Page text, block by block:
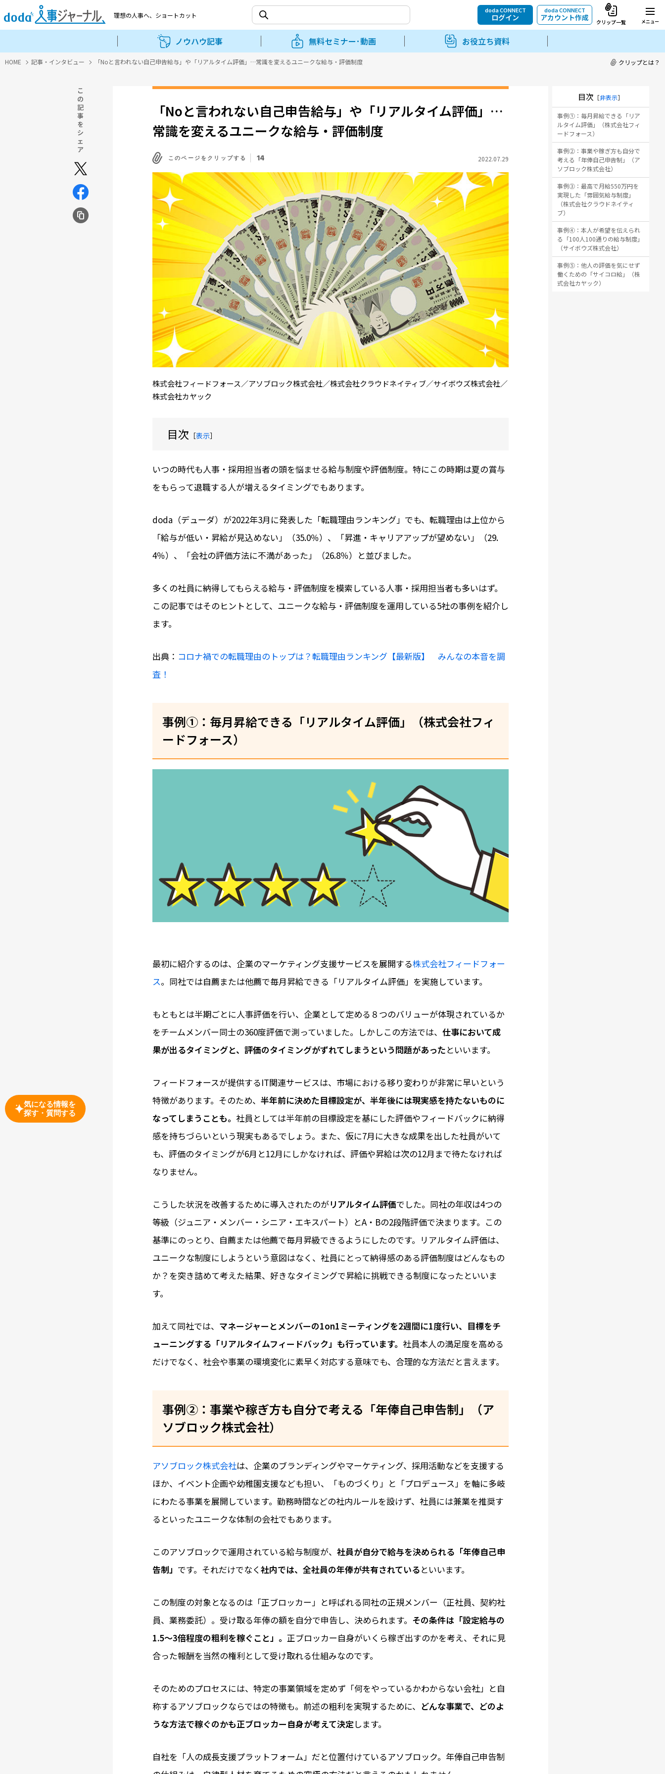
理想の人事へ、 ショートカット
doda CONNECT
ログイン
doda CONNECT
アカウント作成 クリップ一覧 メニュー
ノウハウ記事 無料セミナー･動画 お役立ち資料
クリップとは？
HOME 記事・インタビュー 「Noと言われない自己申告給与」や「リアルタイム評価」…常識を変えるユニークな給与・評価制度
こ
の
記
事
を
シ
ェ
ア
「Noと言われない自己申告給与」や「リアルタイム評価」…
常識を変えるユニークな給与・評価制度
このページをクリップする 14 2022.07.29
株式会社フィードフォース／アソブロック株式会社／株式会社クラウドネイティブ／サイボウズ株式会社／
株式会社カヤック
目次 ［表示］
いつの時代も人事・採用担当者の頭を悩ませる給与制度や評価制度。特にこの時期は夏の賞与
をもらって退職する人が増えるタイミングでもあります。
doda（デューダ）が2022年3月に発表した「転職理由ランキング」でも、転職理由は上位から
「給与が低い・昇給が見込めない」（35.0％）、「昇進・キャリアアップが望めない」（29.
4％）、「会社の評価方法に不満があった」（26.8％）と並びました。
多くの社員に納得してもらえる給与・評価制度を模索している人事・採用担当者も多いはず。
この記事ではそのヒントとして、ユニークな給与・評価制度を運用している5社の事例を紹介し
ます。
出典： コロナ禍での転職理由のトップは？転職理由ランキング【最新版】 みんなの本音を調
査！
事例①：毎月昇給できる「リアルタイム評価」（株式会社フィ
ードフォース）
最初に紹介するのは、企業のマーケティング支援サービスを展開する株式会社フィードフォー
ス。同社では自薦または他薦で毎月昇給できる「リアルタイム評価」を実施しています。
もともとは半期ごとに人事評価を行い、企業として定める８つのバリューが体現されているか
をチームメンバー同士の360度評価で測っていました。しかしこの方法では、 仕事において成
果が出るタイミングと、評価のタイミングがずれてしまうという問題があったといいます。
フィードフォースが提供するIT関連サービスは、市場における移り変わりが非常に早いという
特徴があります。そのため、 半年前に決めた目標設定が、半年後には現実感を持たないものに
なってしまうことも。 社員としては半年前の目標設定を基にした評価やフィードバックに納得
感を持ちづらいという現実もあるでしょう。また、仮に7月に大きな成果を出した社員がいて
も、評価のタイミングが6月と12月にしかなければ、評価や昇給は次の12月まで待たなければ
なりません。
こうした状況を改善するために導入されたのがリアルタイム評価でした。同社の年収は4つの
等級（ジュニア・メンバー・シニア・エキスパート）とA・Bの2段階評価で決まります。この
基準にのっとり、自薦または他薦で毎月昇級できるようにしたのです。リアルタイム評価は、
ユニークな制度にしようという意図はなく、社員にとって納得感のある評価制度はどんなもの
か？を突き詰めて考えた結果、好きなタイミングで昇給に挑戦できる制度になったといいま
す。
加えて同社では、 マネージャーとメンバーの1on1ミーティングを2週間に1度行い、目標をチ
ューニングする「リアルタイムフィードバック」も行っています。 社員本人の満足度を高める
だけでなく、社会や事業の環境変化に素早く対応する意味でも、合理的な方法だと言えます。
事例②：事業や稼ぎ方も自分で考える「年俸自己申告制」（ア
ソブロック株式会社）
アソブロック株式会社は、企業のブランディングやマーケティング、採用活動などを支援する
ほか、イベント企画や幼稚園支援なども担い、「ものづくり」と「プロデュース」を軸に多岐
にわたる事業を展開しています。勤務時間などの社内ルールを設けず、社員には兼業を推奨す
るといったユニークな体制の会社でもあります。
このアソブロックで運用されている給与制度が、 社員が自分で給与を決められる「年俸自己申
告制」 です。それだけでなく 社内では、全社員の年俸が共有されているといいます。
この制度の対象となるのは「正ブロッカー」と呼ばれる同社の正規メンバー（正社員、契約社
員、業務委託）。受け取る年俸の額を自分で申告し、決められます。 その条件は「設定給与の
1.5～3倍程度の粗利を稼ぐこと」。 正ブロッカー自身がいくら稼ぎ出すのかを考え、それに見
合った報酬を当然の権利として受け取れる仕組みなのです。
そのためのプロセスには、特定の事業領域を定めず「何をやっているかわからない会社」と自
称するアソブロックならではの特徴も。前述の粗利を実現するために、 どんな事業で、どのよ
うな方法で稼ぐのかも正ブロッカー自身が考えて決定 します。
自社を「人の成長支援プラットフォーム」だと位置付けているアソブロック。年俸自己申告制
目次 ［非表示］
事例①：毎月昇給できる「リア
ルタイム評価」（株式会社フィ
ードフォース）
事例②：事業や稼ぎ方も自分で
考える「年俸自己申告制」（ア
ソブロック株式会社）
事例③：最高で月給550万円を
実現した「雰囲気給与制度」
（株式会社クラウドネイティ
ブ）
事例④：本人が希望を伝えられ
る「100人100通りの給与制度」
（サイボウズ株式会社）
事例⑤：他人の評価を気にせず
働くための「サイコロ給」（株
式会社カヤック）
気になる情報を
探す・質問する